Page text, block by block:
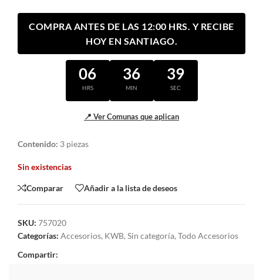
COMPRA ANTES DE LAS 12:00 HRS. Y RECIBE
HOY EN SANTIAGO.
06
HRS
36
MIN
38
SEC
📍 Ver Comunas que aplican
Contenido: 3 piezas
Sin existencias
Comparar Añadir a la lista de deseos
SKU: 757020
Categorías: Accesorios, KWB, Sin categoría, Todo Accesorios
Compartir: